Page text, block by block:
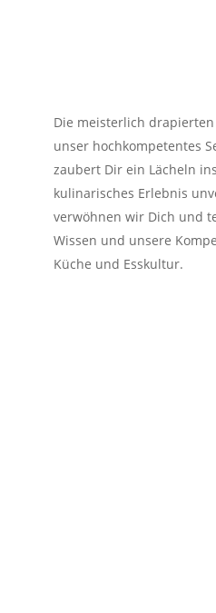
Die meisterlich
unser hochkompetentes
zaubert Dir ein Lächeln
kulinarisches Erlebnis
verwöhnen wir Dich und
Wissen und unsere
Küche und Esskultur.